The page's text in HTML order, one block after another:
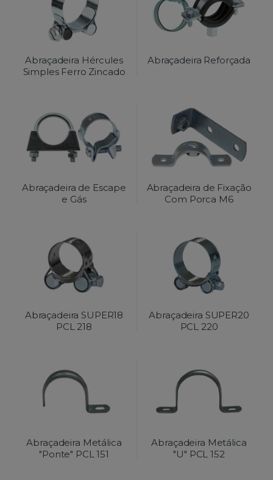
Abraçadeira Hércules
Simples Ferro Zincado
Abraçadeira Reforçada
Abraçadeira de Escape
e Gás
Abraçadeira de Fixação
Com Porca M6
Abraçadeira SUPER18
PCL 218
Abraçadeira SUPER20
PCL 220
Abraçadeira Metálica
"Ponte" PCL 151
Abraçadeira Metálica
"U" PCL 152